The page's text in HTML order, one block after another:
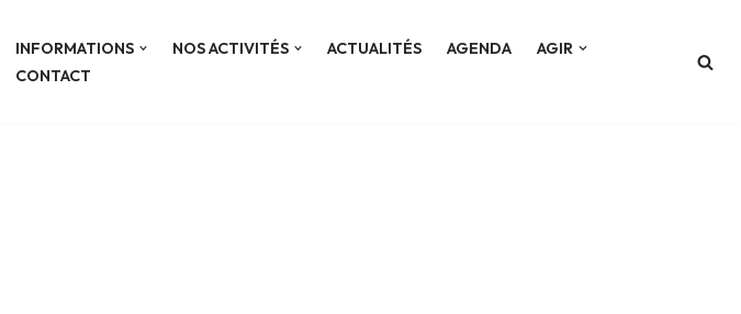
INFORMATIONS NOS ACTIVITÉS ACTUALITÉS AGENDA
AGIR
CONTACT